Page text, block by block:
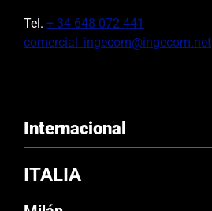
Tel. + 34 648 072 441
comercial_ingecom@ingecom.net
Internacional
ITALIA